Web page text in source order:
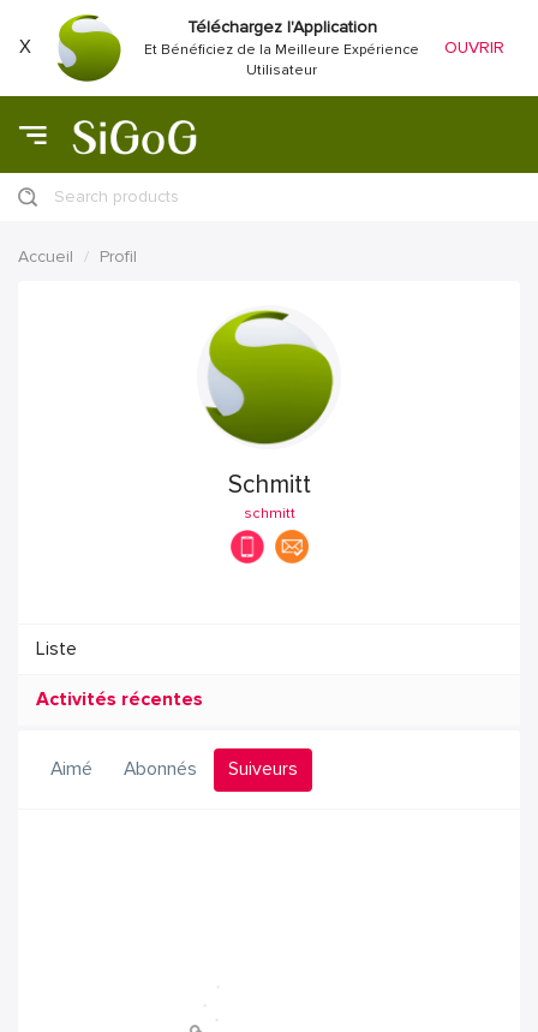
X
Téléchargez l'Application
Et Bénéficiez de la Meilleure Expérience
Utilisateur
OUVRIR
Search products
Accueil Profil
Schmitt
schmitt
Liste
Activités récentes
Aimé Abonnés Suiveurs